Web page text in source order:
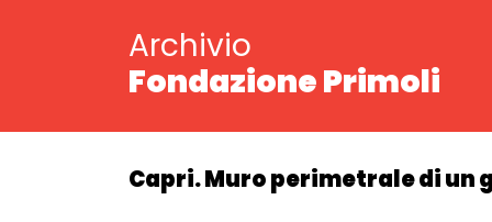
Archivio
Fondazione Primoli
Capri. Muro perimetrale di un